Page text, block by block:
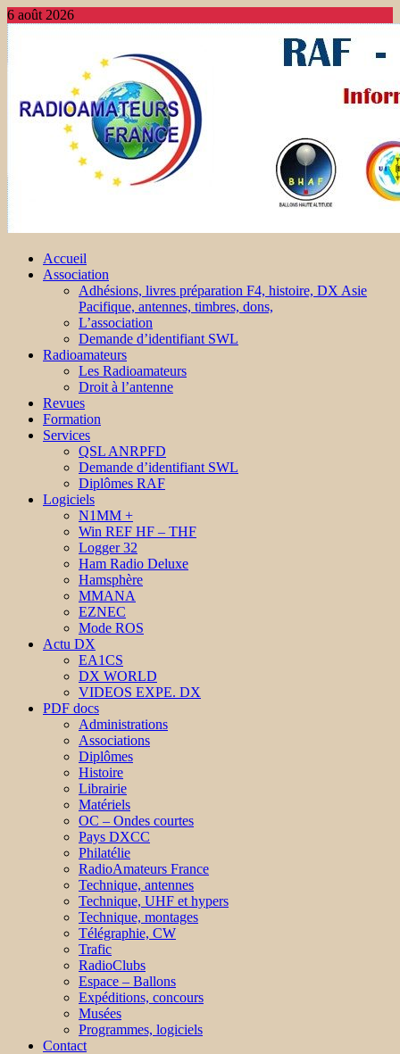
6 août 2026
Accueil
Association
Adhésions, livres préparation F4, histoire, DX Asie
Pacifique, antennes, timbres, dons,
L’association
Demande d’identifiant SWL
Radioamateurs
Les Radioamateurs
Droit à l’antenne
Revues
Formation
Services
QSL ANRPFD
Demande d’identifiant SWL
Diplômes RAF
Logiciels
N1MM +
Win REF HF – THF
Logger 32
Ham Radio Deluxe
Hamsphère
MMANA
EZNEC
Mode ROS
Actu DX
EA1CS
DX WORLD
VIDEOS EXPE. DX
PDF docs
Administrations
Associations
Diplômes
Histoire
Librairie
Matériels
OC – Ondes courtes
Pays DXCC
Philatélie
RadioAmateurs France
Technique, antennes
Technique, UHF et hypers
Technique, montages
Télégraphie, CW
Trafic
RadioClubs
Espace – Ballons
Expéditions, concours
Musées
Programmes, logiciels
Contact